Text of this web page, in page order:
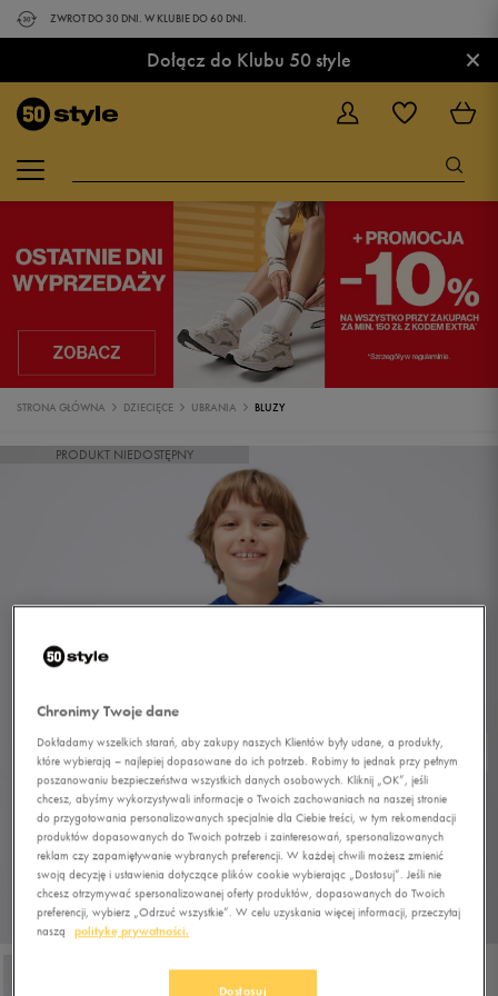
ZWROT DO 30 DNI. W KLUBIE DO 60 DNI.
Dołącz do Klubu 50 style ×
STRONA GŁÓWNA DZIECIĘCE UBRANIA BLUZY
PRODUKT NIEDOSTĘPNY
1/4
Chronimy Twoje dane
Dokładamy wszelkich starań, aby zakupy naszych Klientów były udane, a produkty,
które wybierają – najlepiej dopasowane do ich potrzeb. Robimy to jednak przy pełnym
poszanowaniu bezpieczeństwa wszystkich danych osobowych. Kliknij „OK”, jeśli
chcesz, abyśmy wykorzystywali informacje o Twoich zachowaniach na naszej stronie
do przygotowania personalizowanych specjalnie dla Ciebie treści, w tym rekomendacji
produktów dopasowanych do Twoich potrzeb i zainteresowań, spersonalizowanych
reklam czy zapamiętywanie wybranych preferencji. W każdej chwili możesz zmienić
swoją decyzję i ustawienia dotyczące plików cookie wybierając „Dostosuj”. Jeśli nie
chcesz otrzymywać spersonalizowanej oferty produktów, dopasowanych do Twoich
preferencji, wybierz „Odrzuć wszystkie”. W celu uzyskania więcej informacji, przeczytaj
naszą
politykę prywatności.
Dostosuj